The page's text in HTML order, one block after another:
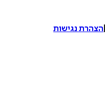
הצהרת נגישות